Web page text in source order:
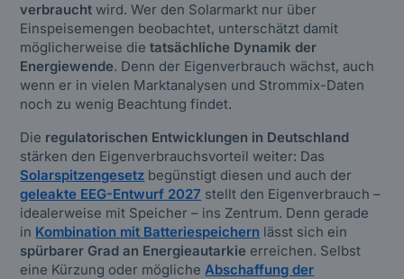
verbraucht wird. Wer den Solarmarkt nur über
Einspeisemengen beobachtet, unterschätzt damit
möglicherweise die tatsächliche Dynamik der
Energiewende. Denn der Eigenverbrauch wächst, auch
wenn er in vielen Marktanalysen und Strommix-Daten
noch zu wenig Beachtung findet.
Die regulatorischen Entwicklungen in Deutschland
stärken den Eigenverbrauchsvorteil weiter: Das
Solarspitzengesetz begünstigt diesen und auch der
geleakte EEG-Entwurf 2027 stellt den Eigenverbrauch –
idealerweise mit Speicher – ins Zentrum. Denn gerade
in Kombination mit Batteriespeichern lässt sich ein
spürbarer Grad an Energieautarkie erreichen. Selbst
eine Kürzung oder möglicheAbschaffung der